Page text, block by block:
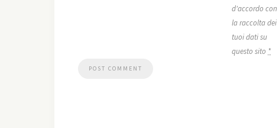
d'accordo con
la raccolta dei
tuoi dati su
questo sito *